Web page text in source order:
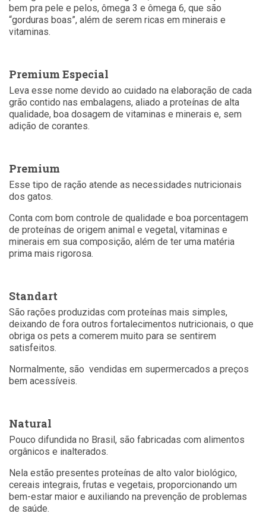
bem pra pele e pelos, ômega 3 e ômega 6, que são
“gorduras boas”, além de serem ricas em minerais e
vitaminas.
Premium Especial
Leva esse nome devido ao cuidado na elaboração de cada
grão contido nas embalagens, aliado a proteínas de alta
qualidade, boa dosagem de vitaminas e minerais e, sem
adição de corantes.
Premium
Esse tipo de ração atende as necessidades nutricionais
dos gatos.
Conta com bom controle de qualidade e boa porcentagem
de proteínas de origem animal e vegetal, vitaminas e
minerais em sua composição, além de ter uma matéria
prima mais rigorosa.
Standart
São rações produzidas com proteínas mais simples,
deixando de fora outros fortalecimentos nutricionais, o que
obriga os pets a comerem muito para se sentirem
satisfeitos.
Normalmente, são vendidas em supermercados a preços
bem acessíveis.
Natural
Pouco difundida no Brasil, são fabricadas com alimentos
orgânicos e inalterados.
Nela estão presentes proteínas de alto valor biológico,
cereais integrais, frutas e vegetais, proporcionando um
bem-estar maior e auxiliando na prevenção de problemas
de saúde.